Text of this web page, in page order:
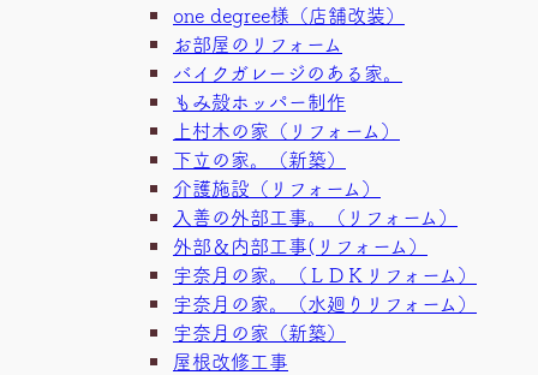
one degree様（店舗改装）
お部屋のリフォーム
バイクガレージのある家。
もみ殻ホッパー制作
上村木の家（リフォーム）
下立の家。（新築）
介護施設（リフォーム）
入善の外部工事。（リフォーム）
外部＆内部工事(リフォーム）
宇奈月の家。（ＬＤＫリフォーム）
宇奈月の家。（水廻りリフォーム）
宇奈月の家（新築）
屋根改修工事